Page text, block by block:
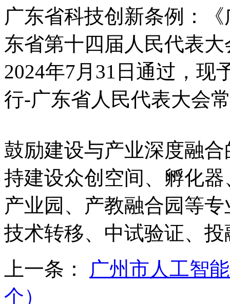
广东省科技创新条例：
东省第十四届人民代表
2024年7月31日通过，现
行-广东省人民代表大会
鼓励建设与产业深度融
持建设众创空间、孵化
产业园、产教融合园等
技术转移、中试验证、
上一条： 广州市人工智
个）